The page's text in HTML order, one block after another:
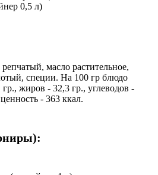
0,5 л)
масло растительное,
специи. На 100 гр блюдо
жиров - 32,3 гр., углеводов -
- 363 ккал.